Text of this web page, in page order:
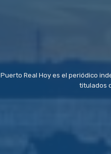
Puerto Real Hoy es el periódico
titulados